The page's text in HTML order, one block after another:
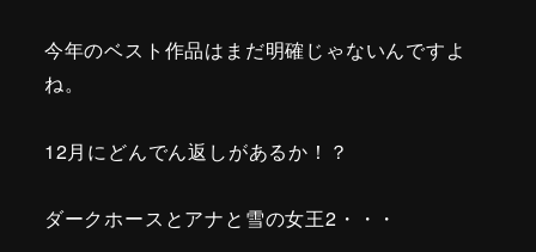
今年のベスト作品はまだ明確じゃないんですよ
ね。
12月にどんでん返しがあるか！？
ダークホースとアナと雪の女王2・・・